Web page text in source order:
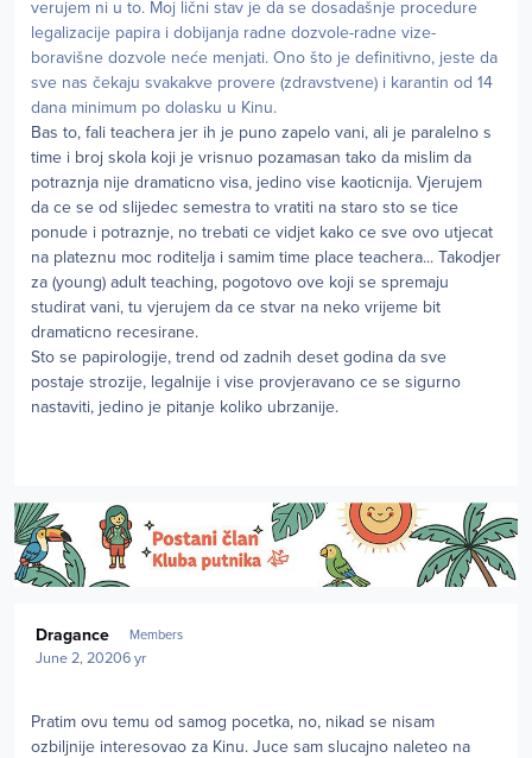
verujem ni u to. Moj lični stav je da se dosadašnje procedure
legalizacije papira i dobijanja radne dozvole-radne vize-
boravišne dozvole neće menjati. Ono što je definitivno, jeste da
sve nas čekaju svakakve provere (zdravstvene) i karantin od 14
dana minimum po dolasku u Kinu.
Bas to, fali teachera jer ih je puno zapelo vani, ali je paralelno s
time i broj skola koji je vrisnuo pozamasan tako da mislim da
potraznja nije dramaticno visa, jedino vise kaoticnija. Vjerujem
da ce se od slijedec semestra to vratiti na staro sto se tice
ponude i potraznje, no trebati ce vidjet kako ce sve ovo utjecat
na plateznu moc roditelja i samim time place teachera... Takodjer
za (young) adult teaching, pogotovo ove koji se spremaju
studirat vani, tu vjerujem da ce stvar na neko vrijeme bit
dramaticno recesirane.
Sto se papirologije, trend od zadnih deset godina da sve
postaje strozije, legalnije i vise provjeravano ce se sigurno
nastaviti, jedino je pitanje koliko ubrzanije.
Dragance Members
June 2, 20206 yr
Pratim ovu temu od samog pocetka, no, nikad se nisam
ozbiljnije interesovao za Kinu. Juce sam slucajno naleteo na